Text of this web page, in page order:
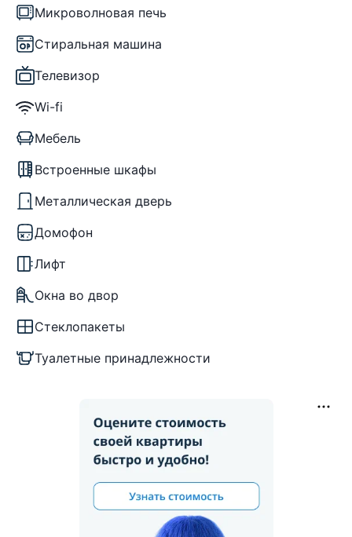
Микроволновая печь
Стиральная машина
Телевизор
Wi-fi
Мебель
Встроенные шкафы
Металлическая дверь
Домофон
Лифт
Окна во двор
Стеклопакеты
Туалетные принадлежности